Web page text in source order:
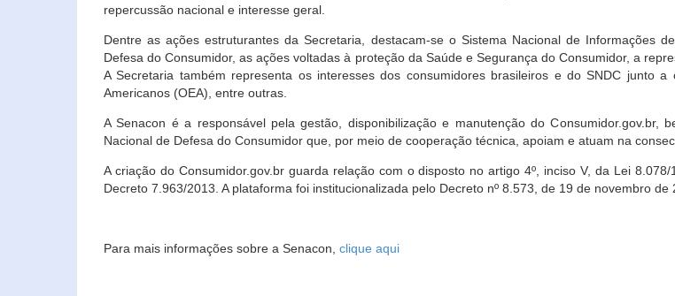
repercussão nacional e interesse geral.
Dentre as ações estruturantes da Secretaria, destacam-se o Sistema Nacional de Informações
Defesa do Consumidor, as ações voltadas à proteção da Saúde e Segurança do Consumidor, a
A Secretaria também representa os interesses dos consumidores brasileiros e do SNDC junto
Americanos (OEA), entre outras.
A Senacon é a responsável pela gestão, disponibilização e manutenção do
Nacional de Defesa do Consumidor que, por meio de cooperação técnica, apoiam e atuam na
A criação do Consumidor.gov.br guarda relação com o disposto no artigo 4º, inciso V, da Lei
Decreto 7.963/2013. A plataforma foi institucionalizada pelo Decreto nº 8.573, de 19 de novembro de
Para mais informações sobre a Senacon, clique aqui